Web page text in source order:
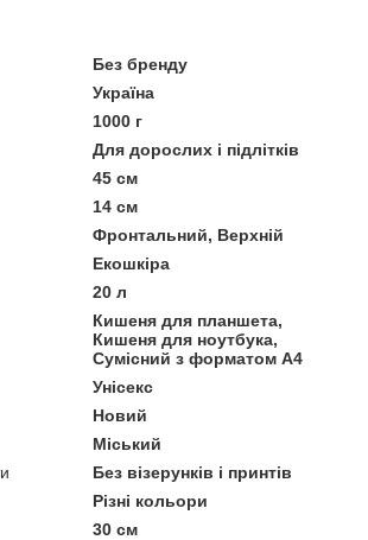
Без бренду
Україна
1000 г
Для дорослих і підлітків
45 см
14 см
Фронтальний, Верхній
Екошкіра
20 л
Кишеня для планшета,
Кишеня для ноутбука,
Сумісний з форматом А4
Унісекс
Новий
Міський
Без візерунків і принтів
Різні кольори
30 см